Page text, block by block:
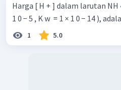
Harga [ H + ] dalam larutan NH
1 0 − 5 , K w ​ = 1 × 1 0 − 14 ),
1 5.0